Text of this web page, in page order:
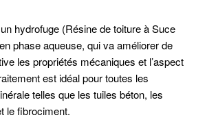
hydrofuge (Résine de toiture à Suce
phase aqueuse, qui va améliorer de
les propriétés mécaniques et l’aspect
est idéal pour toutes les
telles que les tuiles béton, les
le fibrociment.